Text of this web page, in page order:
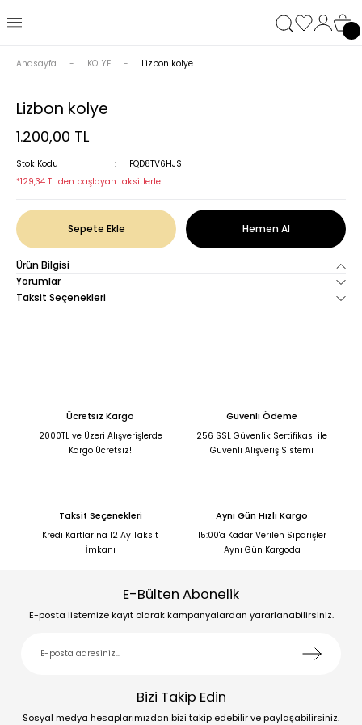
Anasayfa KOLYE Lizbon kolye
Lizbon kolye
1.200,00 TL
Stok Kodu
FQD8TV6HJS
*129,34 TL den başlayan taksitlerle!
Sepete Ekle Hemen Al
Ürün Bilgisi
Yorumlar
Taksit Seçenekleri
Ücretsiz Kargo
2000TL ve Üzeri Alışverişlerde
Kargo Ücretsiz!
Güvenli Ödeme
256 SSL Güvenlik Sertifikası ile
Güvenli Alışveriş Sistemi
Taksit Seçenekleri
Kredi Kartlarına 12 Ay Taksit
İmkanı
Aynı Gün Hızlı Kargo
15:00'a Kadar Verilen Siparişler
Aynı Gün Kargoda
E-Bülten Abonelik
E-posta listemize kayıt olarak kampanyalardan yararlanabilirsiniz.
Bizi Takip Edin
Sosyal medya hesaplarımızdan bizi takip edebilir ve paylaşabilirsiniz.